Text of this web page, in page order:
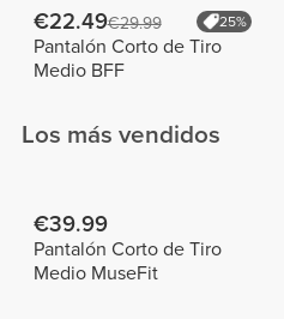
€22.49€29.99 25%
Pantalón Corto de Tiro
Medio BFF
Los más vendidos
€39.99
Pantalón Corto de Tiro
Medio MuseFit